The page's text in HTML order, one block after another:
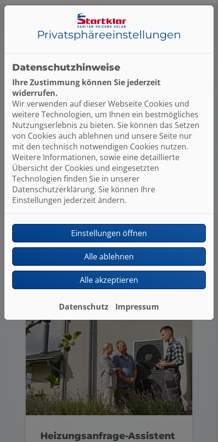
Hier finden Sie weitere
Planungshilfen:
Mit dem 3D-Badplaner haben Sie die
Möglichkeit Ihr Bad direkt auf
unserer Webseite zu planen.
jetzt planen
Heizungsanfrage-Assistent
Privatsphäre­einstellungen
Datenschutzhinweise
Ihre Zustimmung können Sie jederzeit
widerrufen.
Wir verwenden auf dieser Webseite Cookies und
weitere Technologien, um Ihnen ein bestmögliches
Nutzungserlebnis zu bieten. Sie können das Setzen
von Cookies auch ablehnen und unsere Seite nur
mit den technisch notwendigen Cookies nutzen.
Weitere Informationen, sowie eine detaillierte
Übersicht der Cookies und eingesetzten
Technologien finden Sie in unserer
Datenschutzerklärung. Sie können Ihre
Einstellungen jederzeit ändern.
Einstellungen öffnen
Alle ablehnen
Alle akzeptieren
Datenschutz Impressum